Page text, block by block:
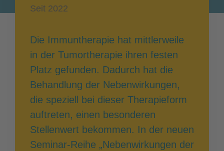
Seit 2022
Die Immuntherapie hat mittlerweile
in der Tumortherapie ihren festen
Platz gefunden. Dadurch hat die
Behandlung der Nebenwirkungen,
die speziell bei dieser Therapieform
auftreten, einen besonderen
Stellenwert bekommen. In der neuen
Seminar-Reihe „Nebenwirkungen der